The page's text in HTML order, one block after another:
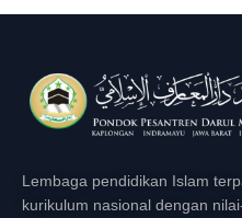
Lembaga pendidikan Islam
kurikulum nasional dengan